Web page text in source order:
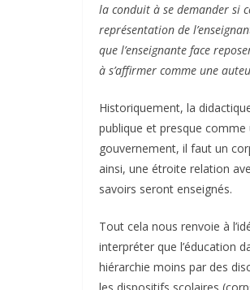
la conduit à se demander si
représentation de
que l’enseignante face
à s’affirmer comme une
Historiquement, la
publique et presque
gouvernement, il faut un
ainsi, une étroite relation
savoirs seront enseignés.
Tout cela nous renvoie à
interpréter que l’éducation
hiérarchie moins par des
les dispositifs scolaires